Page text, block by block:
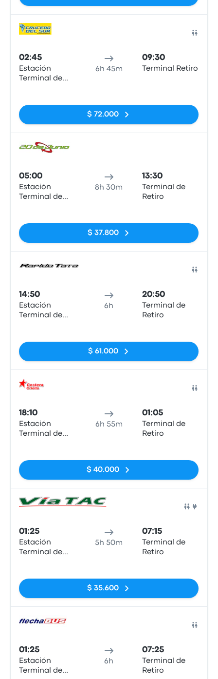
02:45
Estación
Terminal de
6h 45m
09:30
Terminal Retiro
$ 72.000
05:00
Estación
Terminal de
8h 30m
13:30
Terminal de
Retiro
$ 37.800
14:50
Estación
Terminal de
6h
20:50
Terminal de
Retiro
$ 61.000
18:10
Estación
Terminal de
6h 55m
01:05
Terminal de
Retiro
$ 40.000
01:25
Estación
Terminal de
5h 50m
07:15
Terminal de
Retiro
$ 35.600
01:25
Estación
Terminal de
6h
07:25
Terminal de
Retiro